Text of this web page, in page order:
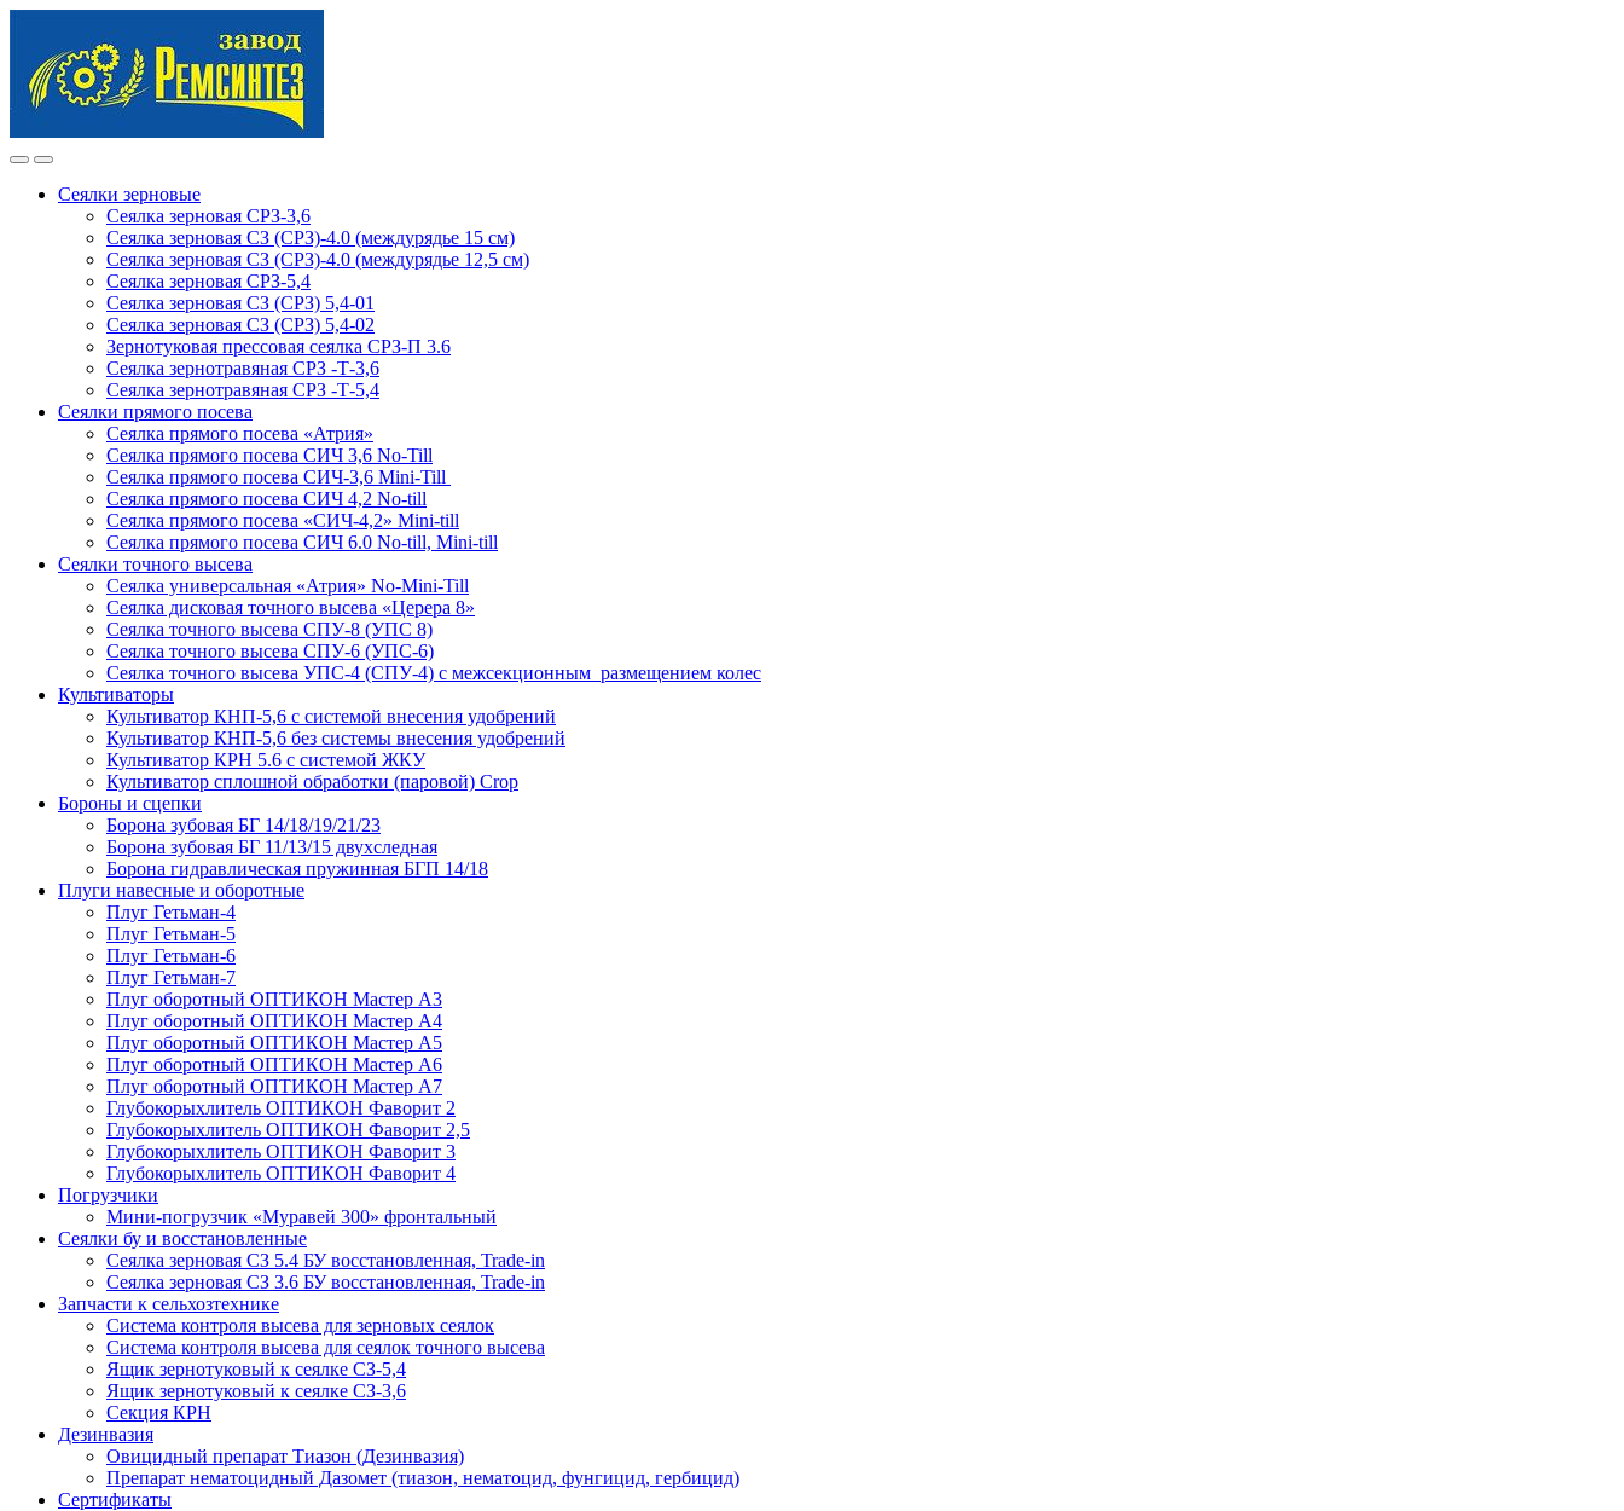
navigation
content
Сеялки зерновые
Сеялка зерновая СРЗ-3,6
Сеялка зерновая СЗ (СРЗ)-4.0 (междурядье 15 см)
Сеялка зерновая СЗ (СРЗ)-4.0 (междурядье 12,5 см)
Сеялка зерновая СРЗ-5,4
Сеялка зерновая СЗ (СРЗ) 5,4-01
Сеялка зерновая СЗ (СРЗ) 5,4-02
Зернотуковая прессовая сеялка СРЗ-П 3.6
Сеялка зернотравяная СРЗ -Т-3,6
Сеялка зернотравяная СРЗ -Т-5,4
Сеялки прямого посева
Сеялка прямого посева «Атрия»
Сеялка прямого посева СИЧ 3,6 No-Till
Сеялка прямого посева СИЧ-3,6 Mini-Till
Сеялка прямого посева СИЧ 4,2 No-till
Сеялка прямого посева «СИЧ-4,2» Mini-till
Сеялка прямого посева СИЧ 6.0 No-till, Mini-till
Сеялки точного высева
Сеялка универсальная «Атрия» No-Mini-Till
Сеялка дисковая точного высева «Церера 8»
Сеялка точного высева СПУ-8 (УПС 8)
Сеялка точного высева СПУ-6 (УПС-6)
Сеялка точного высева УПС-4 (СПУ-4) с межсекционным размещением колес
Культиваторы
Культиватор КНП-5,6 с системой внесения удобрений
Культиватор КНП-5,6 без системы внесения удобрений
Культиватор КРН 5.6 с системой ЖКУ
Культиватор сплошной обработки (паровой) Crop
Бороны и сцепки
Борона зубовая БГ 14/18/19/21/23
Борона зубовая БГ 11/13/15 двухследная
Борона гидравлическая пружинная БГП 14/18
Плуги навесные и оборотные
Плуг Гетьман-4
Плуг Гетьман-5
Плуг Гетьман-6
Плуг Гетьман-7
Плуг оборотный ОПТИКОН Мастер А3
Плуг оборотный ОПТИКОН Мастер А4
Плуг оборотный ОПТИКОН Мастер А5
Плуг оборотный ОПТИКОН Мастер А6
Плуг оборотный ОПТИКОН Мастер А7
Глубокорыхлитель ОПТИКОН Фаворит 2
Глубокорыхлитель ОПТИКОН Фаворит 2,5
Глубокорыхлитель ОПТИКОН Фаворит 3
Глубокорыхлитель ОПТИКОН Фаворит 4
Погрузчики
Мини-погрузчик «Муравей 300» фронтальный
Сеялки бу и восстановленные
Сеялка зерновая СЗ 5.4 БУ восстановленная, Trade-in
Сеялка зерновая СЗ 3.6 БУ восстановленная, Trade-in
Запчасти к сельхозтехнике
Система контроля высева для зерновых сеялок
Система контроля высева для сеялок точного высева
Ящик зернотуковый к сеялке СЗ-5,4
Ящик зернотуковый к сеялке СЗ-3,6
Секция КРН
Дезинвазия
Овицидный препарат Тиазон (Дезинвазия)
Препарат нематоцидный Дазомет (тиазон, нематоцид, фунгицид, гербицид)
Сертификаты